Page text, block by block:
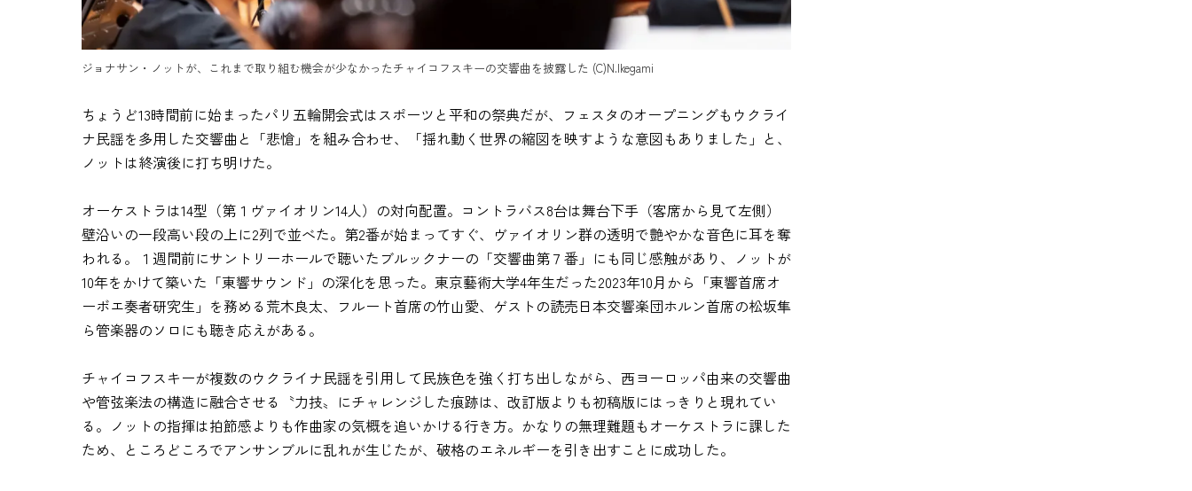
ジョナサン・ノットが、これまで取り組む機会が少なかったチャイコフスキーの交響曲を披露した (C)N.Ikegami
ちょうど13時間前に始まったパリ五輪開会式はスポーツと平和の祭典だが、フェスタのオープニングもウクライ
ナ民謡を多用した交響曲と「悲愴」を組み合わせ、「揺れ動く世界の縮図を映すような意図もありました」と、
ノットは終演後に打ち明けた。
オーケストラは14型（第１ヴァイオリン14人）の対向配置。コントラバス8台は舞台下手（客席から見て左側）
壁沿いの一段高い段の上に2列で並べた。第2番が始まってすぐ、ヴァイオリン群の透明で艶やかな音色に耳を奪
われる。１週間前にサントリーホールで聴いたブルックナーの「交響曲第７番」にも同じ感触があり、ノットが
10年をかけて築いた「東響サウンド」の深化を思った。東京藝術大学4年生だった2023年10月から「東響首席オ
ーボエ奏者研究生」を務める荒木良太、フルート首席の竹山愛、ゲストの読売日本交響楽団ホルン首席の松坂隼
ら管楽器のソロにも聴き応えがある。
チャイコフスキーが複数のウクライナ民謡を引用して民族色を強く打ち出しながら、西ヨーロッパ由来の交響曲
や管弦楽法の構造に融合させる〝力技〟にチャレンジした痕跡は、改訂版よりも初稿版にはっきりと現れてい
る。ノットの指揮は拍節感よりも作曲家の気概を追いかける行き方。かなりの無理難題もオーケストラに課した
ため、ところどころでアンサンブルに乱れが生じたが、破格のエネルギーを引き出すことに成功した。